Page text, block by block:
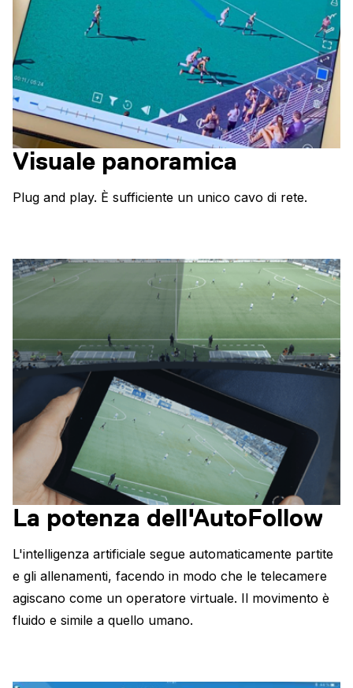
Visuale panoramica
Plug and play. È sufficiente un unico cavo di rete.
La potenza dell'AutoFollow
L'intelligenza artificiale segue automaticamente partite
e gli allenamenti, facendo in modo che le telecamere
agiscano come un operatore virtuale. Il movimento è
fluido e simile a quello umano.